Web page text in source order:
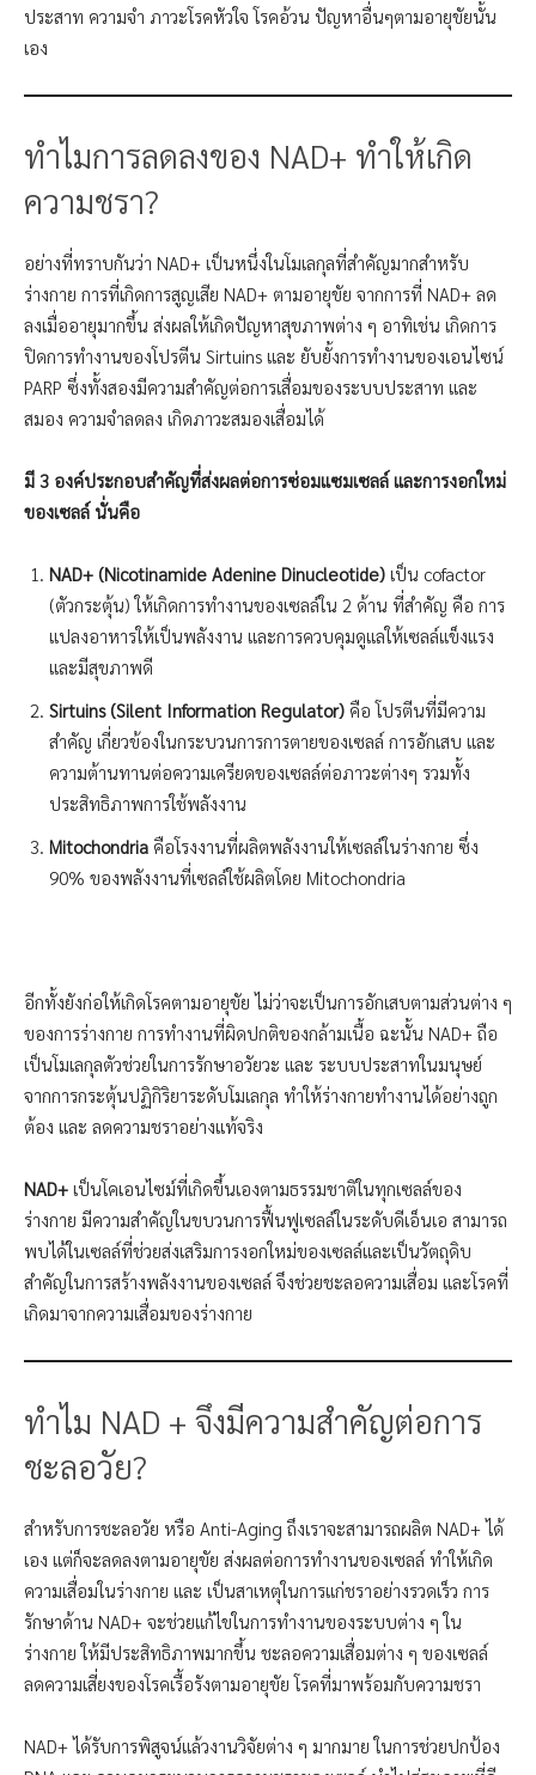
ประสาท ความจำ ภาวะโรคหัวใจ โรคอ้วน ปัญหาอื่นๆตามอายุขัยนั้น
เอง
ทำไมการลดลงของ NAD+ ทำให้เกิด
ความชรา?
อย่างที่ทราบกันว่า NAD+ เป็นหนึ่งในโมเลกุลที่สำคัญมากสำหรับ
ร่างกาย การที่เกิดการสูญเสีย NAD+ ตามอายุขัย จากการที่ NAD+ ลด
ลงเมื่ออายุมากขึ้น ส่งผลให้เกิดปัญหาสุขภาพต่าง ๆ อาทิเช่น เกิดการ
ปิดการทำงานของโปรตีน Sirtuins และ ยับยั้งการทำงานของเอนไซน์
PARP ซึ่งทั้งสองมีความสำคัญต่อการเสื่อมของระบบประสาท และ
สมอง ความจำลดลง เกิดภาวะสมองเสื่อมได้
มี 3 องค์ประกอบสำคัญที่ส่งผลต่อการซ่อมแซมเซลล์ และการงอกใหม่
ของเซลล์ นั่นคือ
NAD+ (Nicotinamide Adenine Dinucleotide) เป็น cofactor
(ตัวกระตุ้น) ให้เกิดการทำงานของเซลล์ใน 2 ด้าน ที่สำคัญ คือ การ
แปลงอาหารให้เป็นพลังงาน และการควบคุมดูแลให้เซลล์แข็งแรง
และมีสุขภาพดี
Sirtuins (Silent Information Regulator) คือ โปรตีนที่มีความ
สำคัญ เกี่ยวข้องในกระบวนการการตายของเซลล์ การอักเสบ และ
ความต้านทานต่อความเครียดของเซลล์ต่อภาวะต่างๆ รวมทั้ง
ประสิทธิภาพการใช้พลังงาน
Mitochondria คือโรงงานที่ผลิตพลังงานให้เซลล์ในร่างกาย ซึ่ง
90% ของพลังงานที่เซลล์ใช้ผลิตโดย Mitochondria
อีกทั้งยังก่อให้เกิดโรคตามอายุขัย ไม่ว่าจะเป็นการอักเสบตามส่วนต่าง ๆ
ของการร่างกาย การทำงานที่ผิดปกติของกล้ามเนื้อ ฉะนั้น NAD+ ถือ
เป็นโมเลกุลตัวช่วยในการรักษาอวัยวะ และ ระบบประสาทในมนุษย์
จากการกระตุ้นปฏิกิริยาระดับโมเลกุล ทำให้ร่างกายทำงานได้อย่างถูก
ต้อง และ ลดความชราอย่างแท้จริง
NAD+ เป็นโคเอนไซม์ที่เกิดขึ้นเองตามธรรมชาติในทุกเซลล์ของ
ร่างกาย มีความสำคัญในขบวนการฟื้นฟูเซลล์ในระดับดีเอ็นเอ สามารถ
พบได้ในเซลล์ที่ช่วยส่งเสริมการงอกใหม่ของเซลล์และเป็นวัตถุดิบ
สำคัญในการสร้างพลังงานของเซลล์ จึงช่วยชะลอความเสื่อม และโรคที่
เกิดมาจากความเสื่อมของร่างกาย
ทำไม NAD + จึงมีความสำคัญต่อการ
ชะลอวัย?
สำหรับการชะลอวัย หรือ Anti-Aging ถึงเราจะสามารถผลิต NAD+ ได้
เอง แต่ก็จะลดลงตามอายุขัย ส่งผลต่อการทำงานของเซลล์ ทำให้เกิด
ความเสื่อมในร่างกาย และ เป็นสาเหตุในการแก่ชราอย่างรวดเร็ว การ
รักษาด้าน NAD+ จะช่วยแก้ไขในการทำงานของระบบต่าง ๆ ใน
ร่างกาย ให้มีประสิทธิภาพมากขึ้น ชะลอความเสื่อมต่าง ๆ ของเซลล์
ลดความเสี่ยงของโรคเรื้อรังตามอายุขัย โรคที่มาพร้อมกับความชรา
NAD+ ได้รับการพิสูจน์แล้วงานวิจัยต่าง ๆ มากมาย ในการช่วยปกป้อง